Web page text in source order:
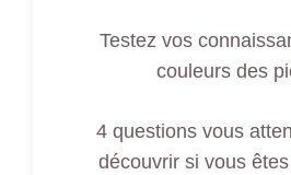
Testez vos
couleurs des
4 questions vous
découvrir si vous